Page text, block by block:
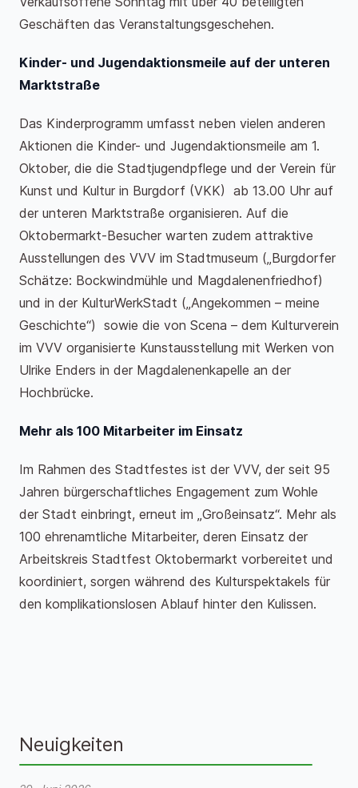
Geschäften das Veranstaltungsgeschehen.
Kinder- und Jugendaktionsmeile auf der unteren
Marktstraße
Das Kinderprogramm umfasst neben vielen anderen
Aktionen die Kinder- und Jugendaktionsmeile am 1.
Oktober, die die Stadtjugendpflege und der Verein für
Kunst und Kultur in Burgdorf (VKK) ab 13.00 Uhr auf
der unteren Marktstraße organisieren. Auf die
Oktobermarkt-Besucher warten zudem attraktive
Ausstellungen des VVV im Stadtmuseum („Burgdorfer
Schätze: Bockwindmühle und Magdalenenfriedhof)
und in der KulturWerkStadt („Angekommen – meine
Geschichte“) sowie die von Scena – dem Kulturverein
im VVV organisierte Kunstausstellung mit Werken von
Ulrike Enders in der Magdalenenkapelle an der
Hochbrücke.
Mehr als 100 Mitarbeiter im Einsatz
Im Rahmen des Stadtfestes ist der VVV, der seit 95
Jahren bürgerschaftliches Engagement zum Wohle
der Stadt einbringt, erneut im „Großeinsatz“. Mehr als
100 ehrenamtliche Mitarbeiter, deren Einsatz der
Arbeitskreis Stadtfest Oktobermarkt vorbereitet und
koordiniert, sorgen während des Kulturspektakels für
den komplikationslosen Ablauf hinter den Kulissen.
Neuigkeiten